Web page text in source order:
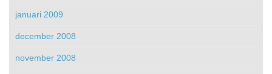
januari 2009
december 2008
november 2008